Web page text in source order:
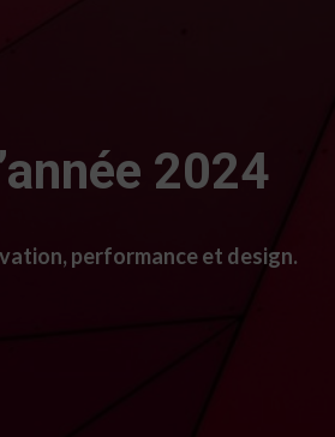
2024
performance et design.